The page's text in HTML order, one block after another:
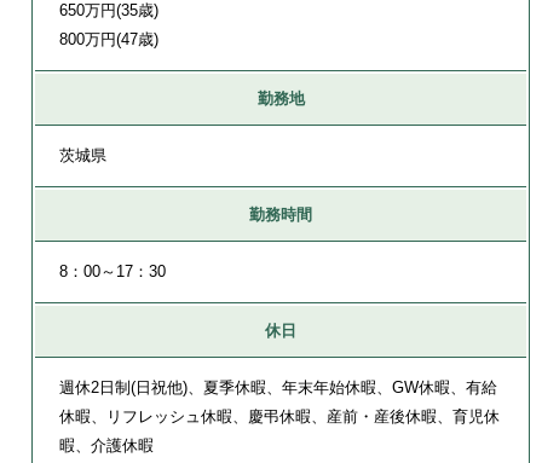
650万円(35歳)
800万円(47歳)
勤務地
茨城県
勤務時間
8：00～17：30
休日
週休2日制(日祝他)、夏季休暇、年末年始休暇、GW休暇、有給
休暇、リフレッシュ休暇、慶弔休暇、産前・産後休暇、育児休
暇、介護休暇